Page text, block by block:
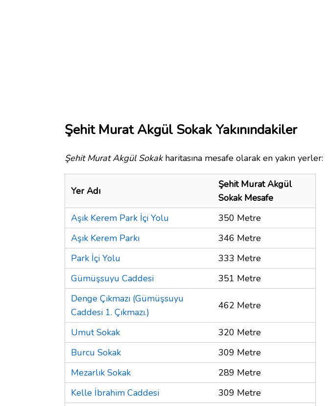
Şehit Murat Akgül Sokak Yakınındakiler
Şehit Murat Akgül Sokakharitasına mesafe olarak en yakın yerler:
Yer Adı
Şehit Murat Akgül
Sokak Mesafe
Aşık Kerem Park İçi Yolu
350 Metre
Aşık Kerem Parkı
346 Metre
Park İçi Yolu
333 Metre
Gümüşsuyu Caddesi
351 Metre
Denge Çıkmazı (Gümüşsuyu
Caddesi 1. Çıkmazı.)
462 Metre
Umut Sokak
320 Metre
Burcu Sokak
309 Metre
Mezarlık Sokak
289 Metre
Kelle İbrahim Caddesi
309 Metre